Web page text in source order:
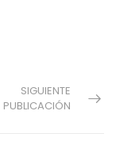
SIGUIENTE
PUBLICACIÓN